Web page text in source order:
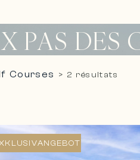
PAS DES
Courses > 2 résultats